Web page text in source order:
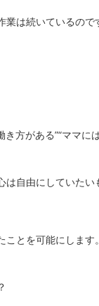
は続いているの
方がある”“ママに
自由にしていたい
とを可能にしま